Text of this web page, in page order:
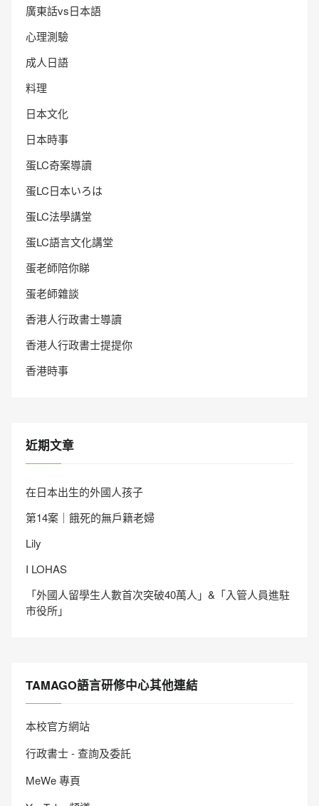
廣東話vs日本語
心理測驗
成人日語
料理
日本文化
日本時事
蛋LC奇案導讀
蛋LC日本いろは
蛋LC法學講堂
蛋LC語言文化講堂
蛋老師陪你睇
蛋老師雜談
香港人行政書士導讀
香港人行政書士提提你
香港時事
近期文章
在日本出生的外國人孩子
第14案｜餓死的無戶籍老婦
Lily
I LOHAS
「外國人留學生人數首次突破40萬人」&「入管人員進駐
市役所」
TAMAGO語言研修中心其他連結
本校官方網站
行政書士 - 查詢及委託
MeWe 專頁